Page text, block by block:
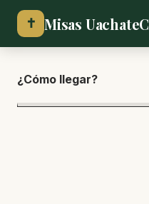
✝ Misas UachateC
¿Cómo llegar?